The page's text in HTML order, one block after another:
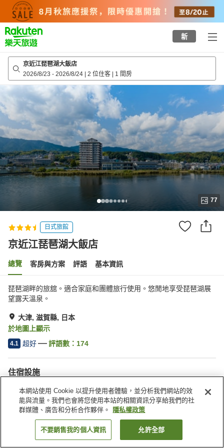
top
page
新
京近江琵琶湖大飯店
2026/8/23 - 2026/8/24 | 2 位住客 | 1 間房
77
日式旅館
京近江琵琶湖大飯店
總覽 客房與方案 評語 基本資訊
琵琶湖畔的旅舘。適合家庭和團體旅行使用。悠閒地享受琵琶湖展
望露天溫泉。
大津, 滋賀縣, 日本
於地圖上顯示
4.1 超好 評語數： 174
住宿設施
停車場
Spa／美容沙龍
休息室
咖啡廳
找客房
本網站使用 Cookie 以提升使用者體驗，並分析我們網站的效
能與流量。我們也會將您使用本站的相關資訊分享給我們的社
群媒體、廣告和分析合作夥伴。
隱私權政策
不要銷售我的個人資訊 允許全部